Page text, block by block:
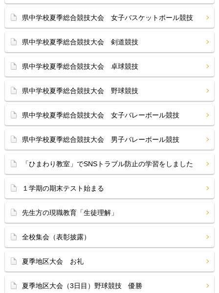
県中学校夏季総合競技大会 女子バスケットボール競技
県中学校夏季総合競技大会 剣道競技
県中学校夏季総合競技大会 卓球競技
県中学校夏季総合競技大会 野球競技
県中学校夏季総合競技大会 女子バレーボール競技
県中学校夏季総合競技大会 男子バレーボール競技
「ひまわり教室」でSNSトラブル防止の学習をしました
１学期の期末テスト始まる
先生方の現職教育「生徒理解」
全校集会（表彰披露）
夏季地区大会 お礼
夏季地区大会（3日目）野球競技 優勝